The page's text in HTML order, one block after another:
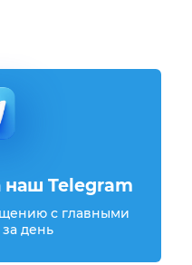
Telegram
с главными
день